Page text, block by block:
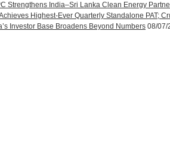
Strengthens India–Sri Lanka Clean Energy
Highest-Ever Quarterly Standalone PAT;
Investor Base Broadens Beyond Numbers 08/07/